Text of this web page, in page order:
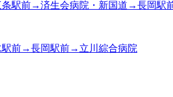
条駅前→済生会病院・新国道→長岡駅
駅前→長岡駅前→立川綜合病院